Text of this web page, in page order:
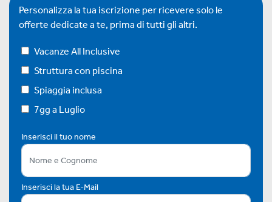
Personalizza la tua iscrizione per ricevere solo le
offerte dedicate a te, prima di tutti gli altri.
Vacanze All Inclusive
Struttura con piscina
Spiaggia inclusa
7gg a Luglio
Inserisci il tuo nome
Inserisci la tua E-Mail